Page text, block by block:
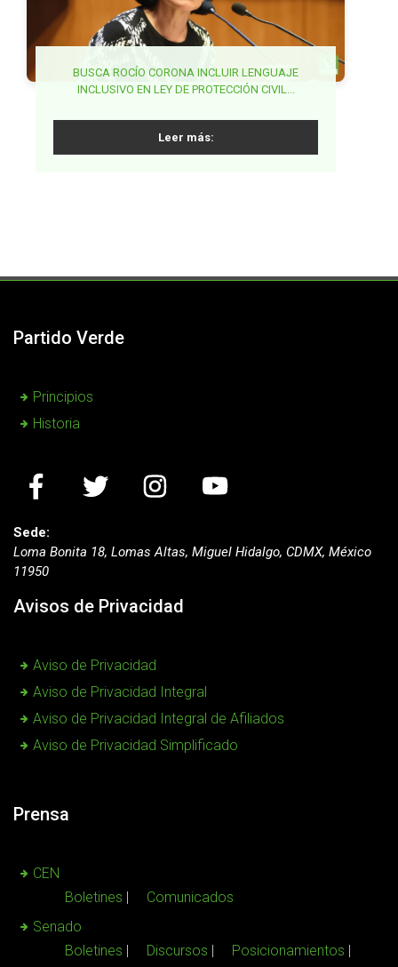
BUSCA ROCÍO CORONA INCLUIR LENGUAJE
INCLUSIVO EN LEY DE PROTECCIÓN CIVIL...
Leer más:
PARTIDO VERDE IMPULSA ARMONIZACIÓN LEGAL
EN MATERIA FERROVIARIA Y POSTAL...
Leer más:
BUSCA CORONA NAKAMURA PROHIBICIÓN DE
MATRIMONIO INFANTIL Y PERIODOS LABORALES
Leer más:
Partido Verde
Principios
Historia
Sede:
Loma Bonita 18, Lomas Altas, Miguel Hidalgo, CDMX, México
11950
Avisos de Privacidad
Aviso de Privacidad
Aviso de Privacidad Integral
Aviso de Privacidad Integral de Afiliados
Aviso de Privacidad Simplificado
Prensa
CEN
Boletines
Comunicados
Senado
Boletines
Discursos
Posicionamientos